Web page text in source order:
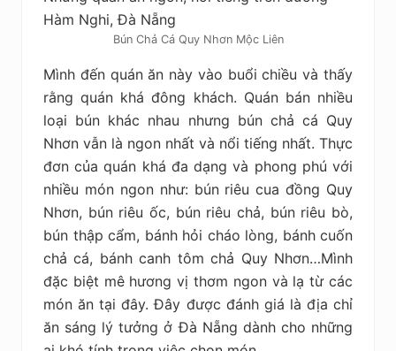
Bún Chả Cá Quy Nhơn Mộc Liên
Mình đến quán ăn này vào buổi chiều và thấy
rằng quán khá đông khách. Quán bán nhiều
loại bún khác nhau nhưng bún chả cá Quy
Nhơn vẫn là ngon nhất và nổi tiếng nhất. Thực
đơn của quán khá đa dạng và phong phú với
nhiều món ngon như: bún riêu cua đồng Quy
Nhơn, bún riêu ốc, bún riêu chả, bún riêu bò,
bún thập cẩm, bánh hỏi cháo lòng, bánh cuốn
chả cá, bánh canh tôm chả Quy Nhơn…Mình
đặc biệt mê hương vị thơm ngon và lạ từ các
món ăn tại đây. Đây được đánh giá là địa chỉ
ăn sáng lý tưởng ở Đà Nẵng dành cho những